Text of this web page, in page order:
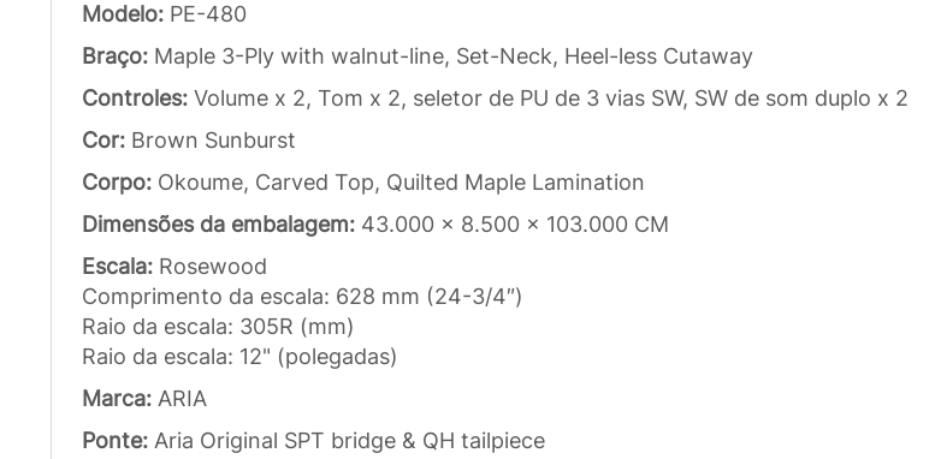
Modelo: PE-480
Braço: Maple 3-Ply with walnut-line, Set-Neck, Heel-less Cutaway
Controles: Volume x 2, Tom x 2, seletor de PU de 3 vias SW, SW de som duplo x 2
Cor: Brown Sunburst
Corpo: Okoume, Carved Top, Quilted Maple Lamination
Dimensões da embalagem: 43.000 x 8.500 x 103.000 CM
Escala: Rosewood
Comprimento da escala: 628 mm (24-3/4″)
Raio da escala: 305R (mm)
Raio da escala: 12" (polegadas)
Marca: ARIA
Ponte: Aria Original SPT bridge & QH tailpiece